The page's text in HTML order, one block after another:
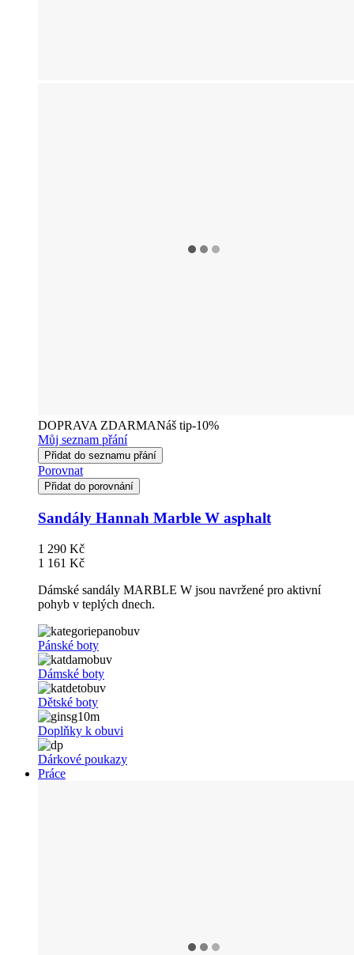
DOPRAVA ZDARMANáš tip-10%
Můj seznam přání
Přidat do seznamu přání
Porovnat
Přidat do porovnání
Sandály Hannah Marble W asphalt
1 290 Kč
1 161 Kč
Dámské sandály MARBLE W jsou navržené pro aktivní
pohyb v teplých dnech.
Pánské boty
Dámské boty
Dětské boty
Doplňky k obuvi
Dárkové poukazy
Práce